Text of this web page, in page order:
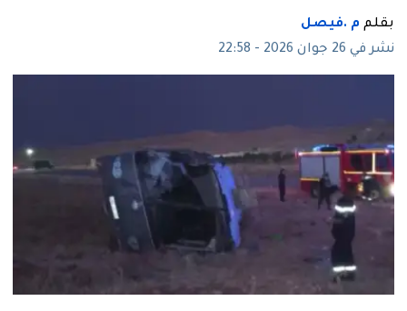
بقلم م .فيصل
نشر في 26 جوان 2026 - 22:58